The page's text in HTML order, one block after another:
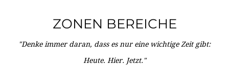
ZONEN BEREICHE
"Denke immer daran, dass es nur eine wichtige Zeit gibt:
Heute. Hier. Jetzt."